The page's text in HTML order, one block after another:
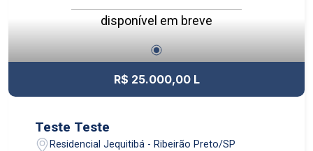
disponível em breve
R$ 25.000,00 L
Teste Teste
Residencial Jequitibá - Ribeirão Preto/SP